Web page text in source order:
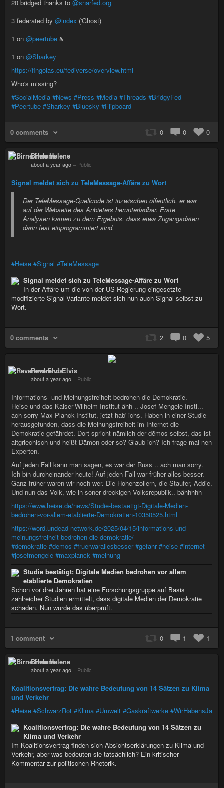
20 bridged thanks to @snarfed.org
3 federated by @index ('Ghost)
1 on @peertube &
1 on @Sharkey
https://fingolas.eu/fediverse/overview.html
Who's missing?
#SocialMedia #News #Press #Media #Threads #BridgyFed
#Peertube #Sharkey #Bluesky #Flipboard
0 comments 0 0 0
Birne Helene
about a year ago – Public
Signal meldet sich zu TeleMessage-Affäre zu Wort
Der TeleMessage-Quellcode ist inzwischen öffentlich, er war
auf der Webseite des Anbieters herunterladbar. Erste
Analysen kamen zu dem Ergebnis, dass etwa Zugangsdaten
darin fest einprogrammiert sind.
#Heise #Signal #TeleMessage
Signal meldet sich zu TeleMessage-Affäre zu Wort
In der Affäre um die von der US-Regierung eingesetzte
modifizierte Signal-Variante meldet sich nun auch Signal selbst zu
Wort.
0 comments 2 0 5
Reverend Elvis
about a year ago – Public
Informations- und Meinungsfreiheit bedrohen die Demokratie.
Heise und das Kaiser-Wilhelm-Institut ähh .. Josef-Mengele-Insti...
ach sorry Max-Planck-Institut, jetzt hab' ichs. Haben in einer Studie
herausgefunden, dass die Meinungsfreiheit im Internet die
Demokratie gefährdet. Dort spricht nämlich der dēmos selbst, das ist
altgriechisch und heißt Dämon oder so? Glaub ich? Ich frage mal nen
Experten.
Auf jeden Fall kann man sagen, es war der Russ .. ach man sorry.
Ich bin durcheinander heute! Auf jeden Fall war früher alles besser.
Ganz früher waren wir noch wer. Die Hohenzollern, die Staufer, Addie.
Und nun das Volk, wie in soner dreckigen Volksrepublik.. bähhhhh
https://www.heise.de/news/Studie-bestaetigt-Digitale-Medien-
bedrohen-vor-allem-etablierte-Demokratien-10350525.html
https://word.undead-network.de/2025/04/15/informations-und-
meinungsfreiheit-bedrohen-die-demokratie/
#demokratie #demos #fruerwarallesbesser #gefahr #heise #internet
#josefmengele #maxplanck #meinung
Studie bestätigt: Digitale Medien bedrohen vor allem
etablierte Demokratien
Schon vor drei Jahren hat eine Forschungsgruppe auf Basis
zahlreicher Studien ermittelt, dass digitale Medien der Demokratie
schaden. Nun wurde das überprüft.
1 comment 0 1 1
Birne Helene
about a year ago – Public
Koalitionsvertrag: Die wahre Bedeutung von 14 Sätzen zu Klima
und Verkehr
#Heise #SchwarzRot #Klima #Umwelt #Gaskraftwerke #WirHabensJa
Koalitionsvertrag: Die wahre Bedeutung von 14 Sätzen zu
Klima und Verkehr
Im Koalitionsvertrag finden sich Absichtserklärungen zu Klima und
Verkehr, aber was bedeuten sie tatsächlich? Ein kritischer
Kommentar zur politischen Rhetorik.